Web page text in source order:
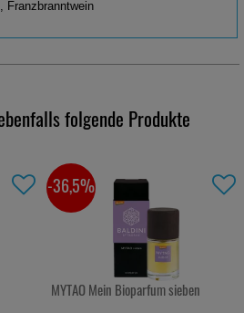
Franzbranntwein
folgende Produkte
MYTAO Mein Bioparfum sieben
-36,5%